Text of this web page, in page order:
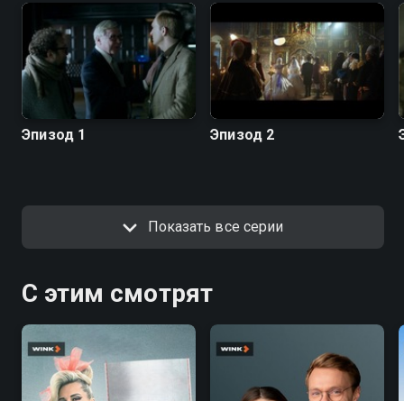
Эпизод 1 Эпизод 2
Показать все серии
С этим смотрят